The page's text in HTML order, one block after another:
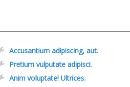
Accusantium adipiscing, aut.
Pretium vulputate adipisci.
Anim voluptate! Ultrices.